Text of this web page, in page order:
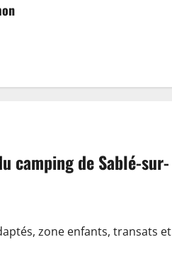
camping de Sablé-sur-
zone enfants, transats et